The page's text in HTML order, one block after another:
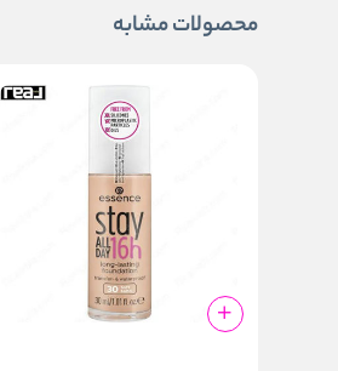
محصولات مشابه